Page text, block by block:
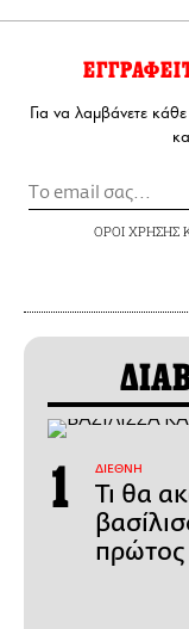
Για να λαμβάνετε
ΟΡΟΙ ΧΡΗΣΗΣ
ΔΙΕΘΝΗ
Τι θα
πρώτος